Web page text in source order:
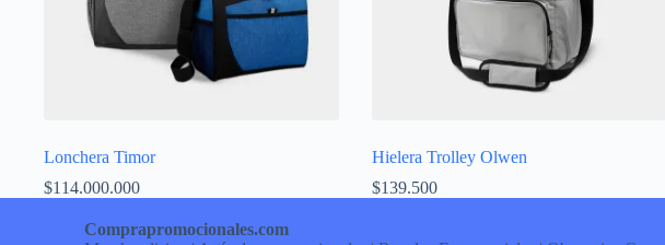
Lonchera Timor
$114.000.000
Hielera Trolley Olwen
$139.500
Comprapromocionales.com